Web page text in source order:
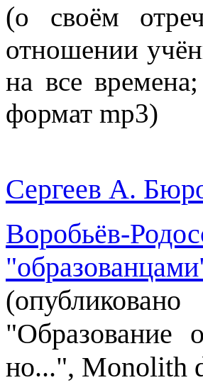
(о своём
отношении
на все
формат mp3)
Сергеев А.
Воробьёв-
"Образование
но...", Monolith